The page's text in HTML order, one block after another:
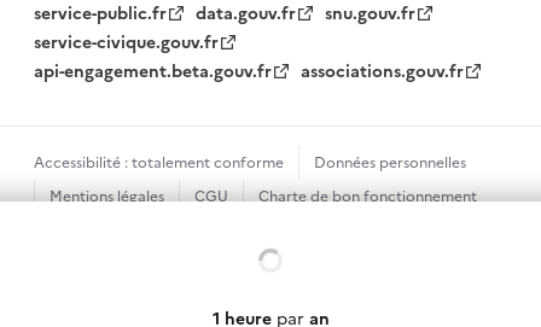
1 heureparan
service-public.fr
data.gouv.fr
snu.gouv.fr
service-civique.gouv.fr
api-engagement.beta.gouv.fr
associations.gouv.fr
Accessibilité : totalement conforme
Données personnelles
Mentions légales
CGU
Charte de bon fonctionnement